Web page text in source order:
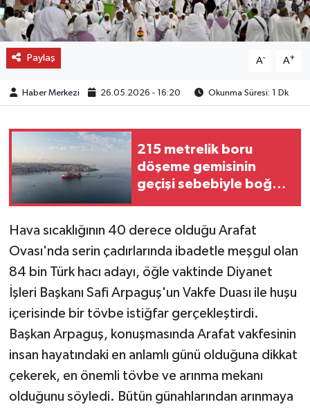
Paylaş A- A+
Haber Merkezi 26.05.2026 - 16:20 Okunma Süresi: 1 Dk
215 metrelik boru
döşeme gemisinin
geçişi sebebiyle boğaz
Hava sıcaklığının 40 derece olduğu Arafat
Ovası'nda serin çadırlarında ibadetle meşgul olan
84 bin Türk hacı adayı, öğle vaktinde Diyanet
İşleri Başkanı Safi Arpaguş'un Vakfe Duası ile huşu
içerisinde bir tövbe istiğfar gerçekleştirdi.
Başkan Arpaguş, konuşmasında Arafat vakfesinin
insan hayatındaki en anlamlı günü olduğuna dikkat
çekerek, en önemli tövbe ve arınma mekanı
olduğunu söyledi. Bütün günahlarından arınmaya